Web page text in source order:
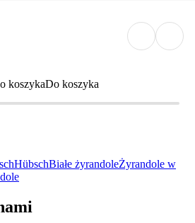
koszykaDo koszyka
HübschBiałe żyrandoleŻyrandole w